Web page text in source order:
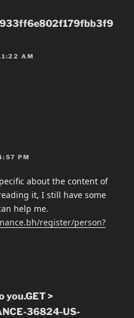
AM
PM
about the content of
it, I still have some
help me.
register/person?
you.GET >
36824-US-